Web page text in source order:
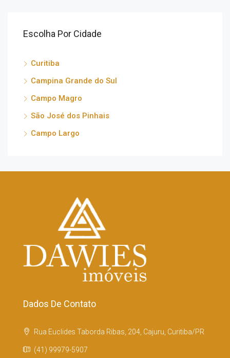
Escolha Por Cidade
Curitiba
Campina Grande do Sul
Campo Magro
São José dos Pinhais
Campo Largo
Dados De Contato
Rua Euclides Taborda Ribas, 204, Cajuru, Curitiba/PR
(41) 99979-5907